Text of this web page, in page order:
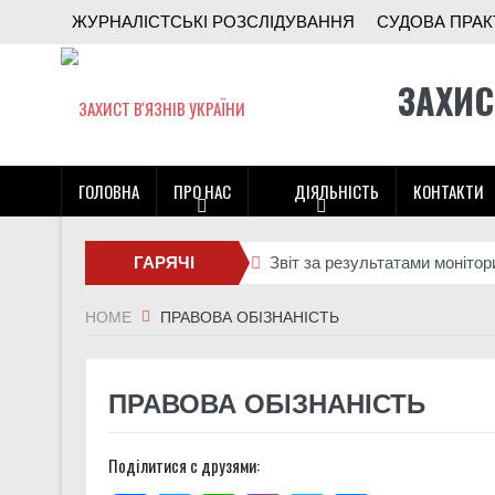
ЖУРНАЛІСТСЬКІ РОЗСЛІДУВАННЯ СУДОВА
ГОЛОВНА ПРО НАС ДІЯЛЬНІСТЬ КОНТАКТИ
ГАРЯЧІ
НОВИНИ
Звіт за результатами
Чи може військо стати
Правозахисники
HOME ПРАВОВА ОБІЗНАНІСТЬ
ПРАВОВА ОБІЗНАНІСТЬ
Поділитися с друзями: